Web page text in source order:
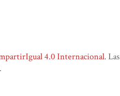
4.0 Internacional. Las